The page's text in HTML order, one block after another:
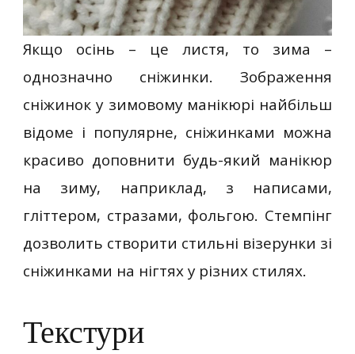
Якщо осінь – це листя, то зима –
однозначно сніжинки. Зображення
сніжинок у зимовому манікюрі найбільш
відоме і популярне, сніжинками можна
красиво доповнити будь-який манікюр
на зиму, наприклад, з написами,
гліттером, стразами, фольгою. Стемпінг
дозволить створити стильні візерунки зі
сніжинками на нігтях у різних стилях.
Текстури